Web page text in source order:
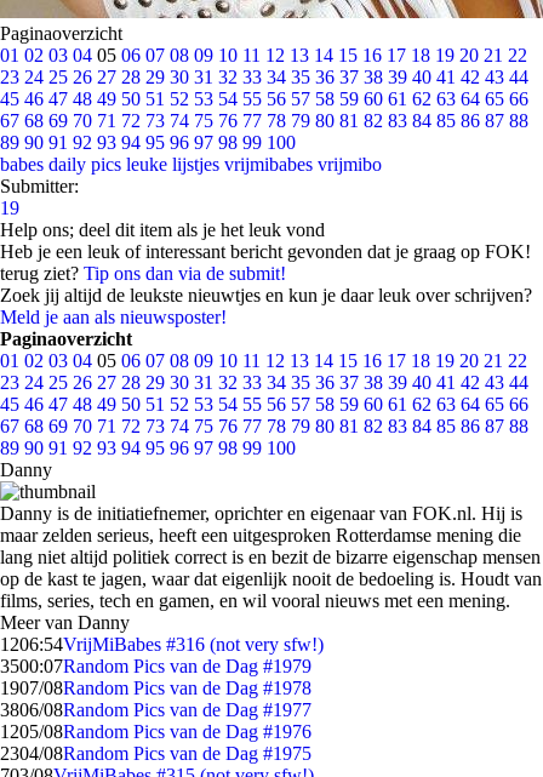
Paginaoverzicht
01 02 03 04 05 06 07 08 09 10 11 12 13 14 15 16 17 18 19 20 21 22
23 24 25 26 27 28 29 30 31 32 33 34 35 36 37 38 39 40 41 42 43 44
45 46 47 48 49 50 51 52 53 54 55 56 57 58 59 60 61 62 63 64 65 66
67 68 69 70 71 72 73 74 75 76 77 78 79 80 81 82 83 84 85 86 87 88
89 90 91 92 93 94 95 96 97 98 99 100
babes daily pics leuke lijstjes vrijmibabes vrijmibo
Submitter:
19
Help ons; deel dit item als je het leuk vond
Heb je een leuk of interessant bericht gevonden dat je graag op FOK!
terug ziet? Tip ons dan via de submit!
Zoek jij altijd de leukste nieuwtjes en kun je daar leuk over schrijven?
Meld je aan als nieuwsposter!
Paginaoverzicht
01 02 03 04 05 06 07 08 09 10 11 12 13 14 15 16 17 18 19 20 21 22
23 24 25 26 27 28 29 30 31 32 33 34 35 36 37 38 39 40 41 42 43 44
45 46 47 48 49 50 51 52 53 54 55 56 57 58 59 60 61 62 63 64 65 66
67 68 69 70 71 72 73 74 75 76 77 78 79 80 81 82 83 84 85 86 87 88
89 90 91 92 93 94 95 96 97 98 99 100
Danny
Danny is de initiatiefnemer, oprichter en eigenaar van FOK.nl. Hij is
maar zelden serieus, heeft een uitgesproken Rotterdamse mening die
lang niet altijd politiek correct is en bezit de bizarre eigenschap mensen
op de kast te jagen, waar dat eigenlijk nooit de bedoeling is. Houdt van
films, series, tech en gamen, en wil vooral nieuws met een mening.
Meer van Danny
1206:54VrijMiBabes #316 (not very sfw!)
3500:07Random Pics van de Dag #1979
1907/08Random Pics van de Dag #1978
3806/08Random Pics van de Dag #1977
1205/08Random Pics van de Dag #1976
2304/08Random Pics van de Dag #1975